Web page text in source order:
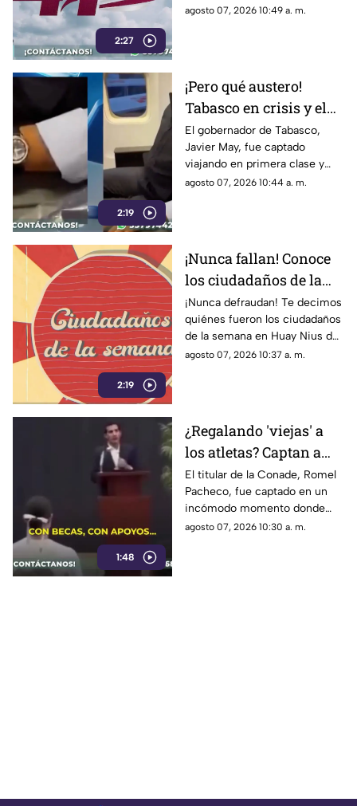
2:27
del mundo mientras profesan
agosto 07, 2026 10:49 a. m.
2:19
¡Pero qué austero!
Tabasco en crisis y el
gobernador, Javier
May, viajando en
primera clase
El gobernador de Tabasco,
Javier May, fue captado
viajando en primera clase y
usando un reloj de lujo que,
agosto 07, 2026 10:44 a. m.
2:19
¡Nunca fallan! Conoce
los ciudadaños de la
semana del 3 al 9 de
agosto de 2026 en Huay
Nius
¡Nunca defraudan! Te decimos
quiénes fueron los ciudadaños
de la semana en Huay Nius del
3 al 9 de agosto de 2026.
agosto 07, 2026 10:37 a. m.
1:48
¿Regalando 'viejas' a
los atletas? Captan a
Romel Pacheco en
incómodo momento
(+Video)
El titular de la Conade, Romel
Pacheco, fue captado en un
incómodo momento donde
confundió la palabra viajes con
agosto 07, 2026 10:30 a. m.